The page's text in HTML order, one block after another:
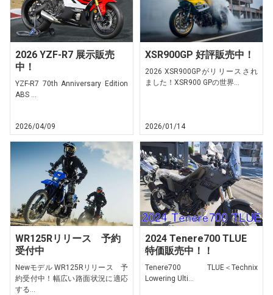
2026 YZF-R7 展示販売
中！
YZF-R7 70th Anniversary Edition
ABS ...
2026/04/09
XSR900GP 好評販売中！
2026 XSR900GPがリリースされ
ました！XSR900 GPの世界...
2026/01/14
WR125Rリリース 予約
受付中
Newモデル WR125Rリリース 予
約受付中！幅広い路面状況に適応
する...
2024 Tenere700 TLUE
特価販売中！！
Tenere700 TLUE＜Technix
Lowering Ulti...